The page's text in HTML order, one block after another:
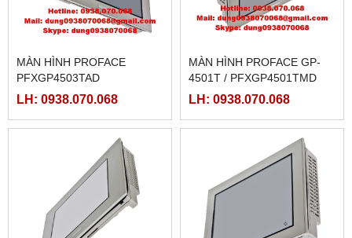
MÀN HÌNH PROFACE
PFXGP4503TAD
LH: 0938.070.068
MÀN HÌNH PROFACE GP-
4501T / PFXGP4501TMD
LH: 0938.070.068